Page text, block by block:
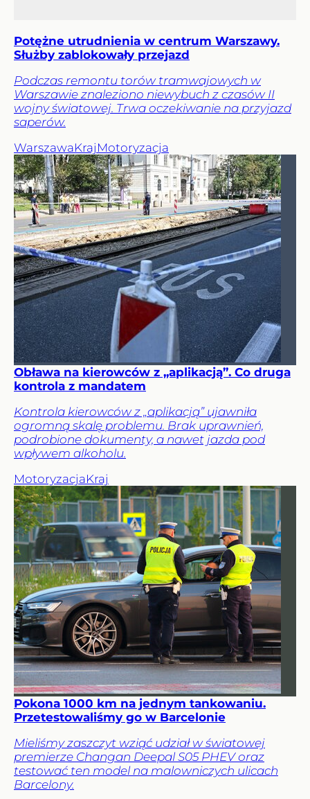
Potężne utrudnienia w centrum Warszawy.
Służby zablokowały przejazd
Podczas remontu torów tramwajowych w
Warszawie znaleziono niewybuch z czasów II
wojny światowej. Trwa oczekiwanie na przyjazd
saperów.
WarszawaKraj Motoryzacja
Obława na kierowców z „aplikacją”. Co druga
kontrola z mandatem
Kontrola kierowców z „aplikacją” ujawniła
ogromną skalę problemu. Brak uprawnień,
podrobione dokumenty, a nawet jazda pod
wpływem alkoholu.
MotoryzacjaKraj
Pokona 1000 km na jednym tankowaniu.
Przetestowaliśmy go w Barcelonie
Mieliśmy zaszczyt wziąć udział w światowej
premierze Changan Deepal S05 PHEV oraz
testować ten model na malowniczych ulicach
Barcelony.